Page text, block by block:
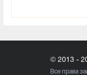
© 2013 -
Все права